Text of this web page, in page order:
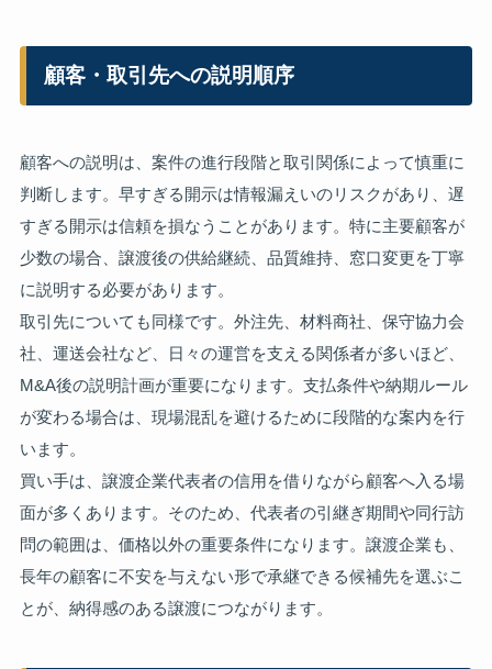
顧客・取引先への説明順序
顧客への説明は、案件の進行段階と取引関係によって慎重に
判断します。早すぎる開示は情報漏えいのリスクがあり、遅
すぎる開示は信頼を損なうことがあります。特に主要顧客が
少数の場合、譲渡後の供給継続、品質維持、窓口変更を丁寧
に説明する必要があります。
取引先についても同様です。外注先、材料商社、保守協力会
社、運送会社など、日々の運営を支える関係者が多いほど、
M&A後の説明計画が重要になります。支払条件や納期ルール
が変わる場合は、現場混乱を避けるために段階的な案内を行
います。
買い手は、譲渡企業代表者の信用を借りながら顧客へ入る場
面が多くあります。そのため、代表者の引継ぎ期間や同行訪
問の範囲は、価格以外の重要条件になります。譲渡企業も、
長年の顧客に不安を与えない形で承継できる候補先を選ぶこ
とが、納得感のある譲渡につながります。